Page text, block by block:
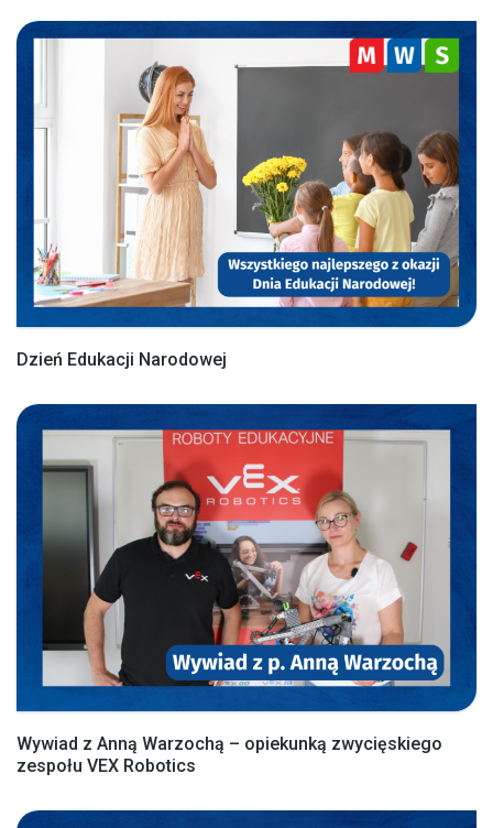
Dzień Edukacji Narodowej
Wywiad z Anną Warzochą – opiekunką zwycięskiego
zespołu VEX Robotics